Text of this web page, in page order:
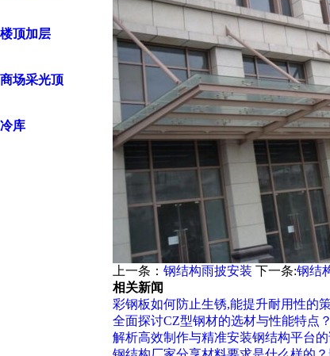
楼顶加层
商场采光顶
冷库
上一条： 钢结构雨披安装 下一条:钢结
相关新闻
彩钢板如何防止生锈,能提升耐用性的
全面探讨CZ型钢材的选材与性能特点？
解析高效制作与精准安装钢结构平台的